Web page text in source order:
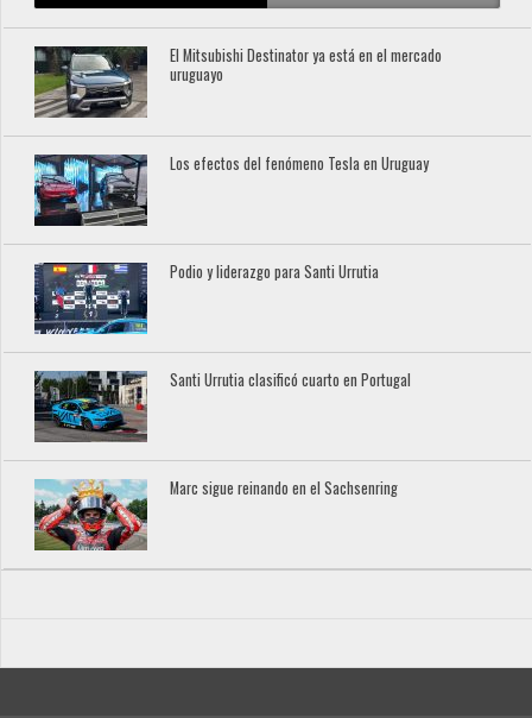
El Mitsubishi Destinator ya está en el mercado
uruguayo
Los efectos del fenómeno Tesla en Uruguay
Podio y liderazgo para Santi Urrutia
Santi Urrutia clasificó cuarto en Portugal
Marc sigue reinando en el Sachsenring